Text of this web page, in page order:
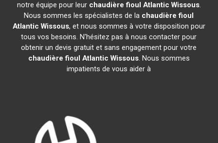
notre équipe pour leur chaudière fioul Atlantic Wissous.
Nous sommes les spécialistes de la chaudière fioul
Atlantic Wissous, et nous sommes à votre disposition pour
tous vos besoins. N'hésitez pas à nous contacter pour
obtenir un devis gratuit et sans engagement pour votre
chaudière fioul Atlantic Wissous. Nous sommes
impatients de vous aider à